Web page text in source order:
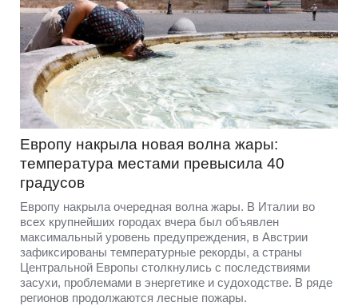
Европу накрыла новая волна жары:
температура местами превысила 40
градусов
Европу накрыла очередная волна жары. В Италии во
всех крупнейших городах вчера был объявлен
максимальный уровень предупреждения, в Австрии
зафиксированы температурные рекорды, а страны
Центральной Европы столкнулись с последствиями
засухи, проблемами в энергетике и судоходстве. В ряде
регионов продолжаются лесные пожары.